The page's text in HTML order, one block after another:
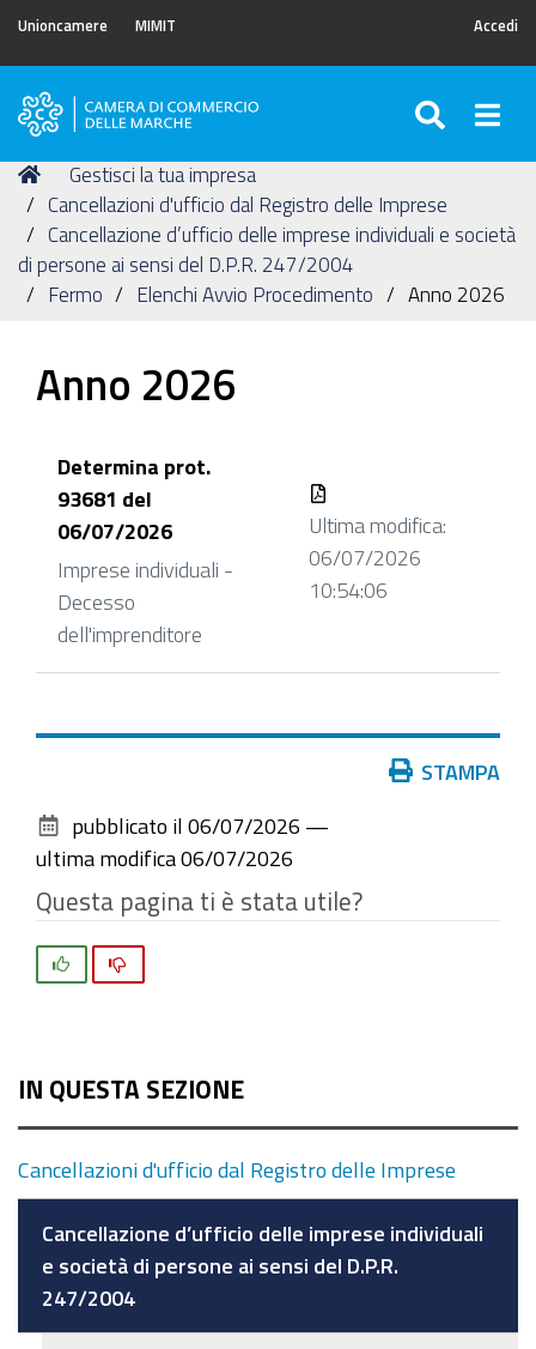
Unioncamere MIMIT Accedi
Camera
Commercio
delle
Marche
Tu
sei
qui:
Home
Gestisci la tua impresa
Cancellazioni d'ufficio dal Registro delle Imprese
Cancellazione d’ufficio delle imprese individuali e società
di persone ai sensi del D.P.R. 247/2004
Fermo
Elenchi Avvio Procedimento Anno 2026
Anno 2026
Determina prot.
93681 del
06/07/2026
Imprese individuali -
Decesso
dell'imprenditore
Ultima modifica:
06/07/2026
10:54:06
documento
STAMPA
pubblicato il 06/07/2026 —
ultima modifica 06/07/2026
Questa pagina ti è stata utile?
IN QUESTA SEZIONE
Cancellazioni d'ufficio dal Registro delle Imprese
Cancellazione d’ufficio delle imprese individuali
e società di persone ai sensi del D.P.R.
247/2004